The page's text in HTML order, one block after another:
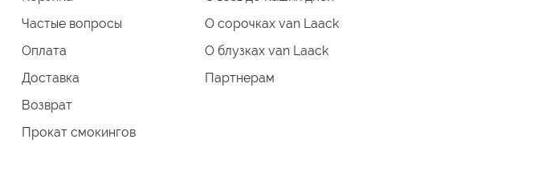
Частые вопросы
Оплата
Доставка
Возврат
Прокат смокингов
О сорочках van Laack
О блузках van Laack
Партнерам